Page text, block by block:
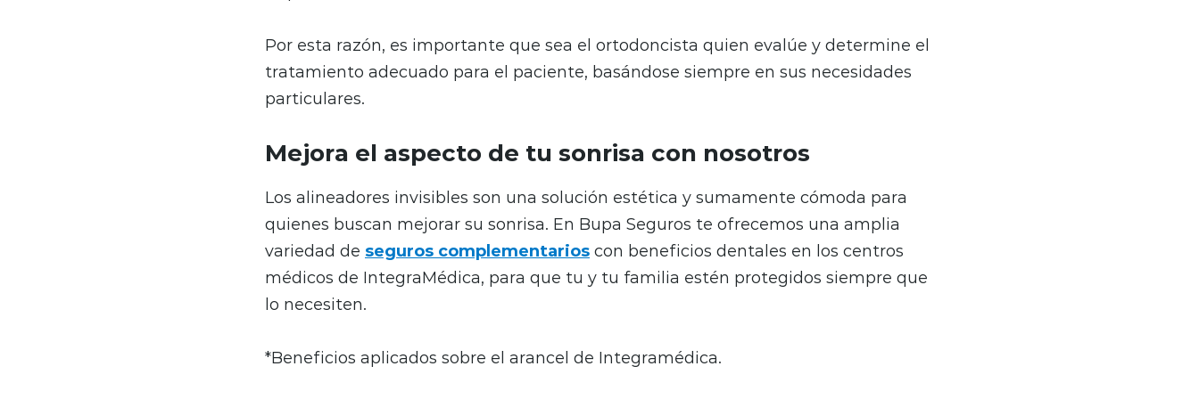
Por esta razón, es importante que sea el ortodoncista quien evalúe y determine el
tratamiento adecuado para el paciente, basándose siempre en sus necesidades
particulares.
Mejora el aspecto de tu sonrisa con nosotros
Los alineadores invisibles son una solución estética y sumamente cómoda para
quienes buscan mejorar su sonrisa. En Bupa Seguros te ofrecemos una amplia
variedad de seguros complementarios con beneficios dentales en los centros
médicos de IntegraMédica, para que tu y tu familia estén protegidos siempre que
lo necesiten.
*Beneficios aplicados sobre el arancel de Integramédica.